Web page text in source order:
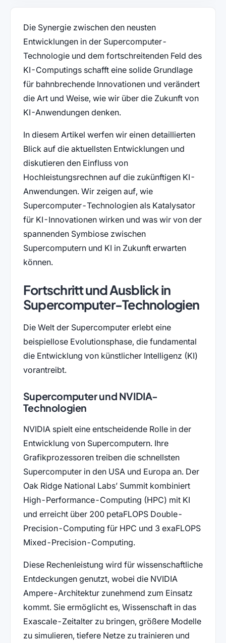
Die Synergie zwischen den neusten
Entwicklungen in der Supercomputer-
Technologie und dem fortschreitenden Feld des
KI-Computings schafft eine solide Grundlage
für bahnbrechende Innovationen und verändert
die Art und Weise, wie wir über die Zukunft von
KI-Anwendungen denken.
In diesem Artikel werfen wir einen detaillierten
Blick auf die aktuellsten Entwicklungen und
diskutieren den Einfluss von
Hochleistungsrechnen auf die zukünftigen KI-
Anwendungen. Wir zeigen auf, wie
Supercomputer-Technologien als Katalysator
für KI-Innovationen wirken und was wir von der
spannenden Symbiose zwischen
Supercomputern und KI in Zukunft erwarten
können.
Fortschritt und Ausblick in
Supercomputer-Technologien
Die Welt der Supercomputer erlebt eine
beispiellose Evolutionsphase, die fundamental
die Entwicklung von künstlicher Intelligenz (KI)
vorantreibt.
Supercomputer und NVIDIA-
Technologien
NVIDIA spielt eine entscheidende Rolle in der
Entwicklung von Supercomputern. Ihre
Grafikprozessoren treiben die schnellsten
Supercomputer in den USA und Europa an. Der
Oak Ridge National Labs’ Summit kombiniert
High-Performance-Computing (HPC) mit KI
und erreicht über 200 petaFLOPS Double-
Precision-Computing für HPC und 3 exaFLOPS
Mixed-Precision-Computing.
Diese Rechenleistung wird für wissenschaftliche
Entdeckungen genutzt, wobei die NVIDIA
Ampere-Architektur zunehmend zum Einsatz
kommt. Sie ermöglicht es, Wissenschaft in das
Exascale-Zeitalter zu bringen, größere Modelle
zu simulieren, tiefere Netze zu trainieren und